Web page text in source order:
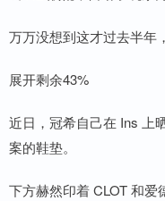
万万没想到这才过去半年
展开剩余43%
近日，冠希自己在 Ins 上
案的鞋垫。
下方赫然印着 CLOT 和爱